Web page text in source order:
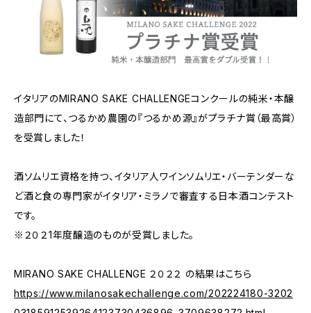
イタリアのMIRANO SAKE CHALLENGEコンクールの純米・本醸
造部門にて、つるかめ農園の『つるかめ源』がプラチナ賞（最高賞）
を受賞しました！
酒ソムリエ資格を持つ、イタリア人ワインソムリエ・バーテンダーな
ど酒と食の専門家がイタリア・ミラノで審査する日本酒コンテスト
です。
※２０２1年度醸造のものが受賞しました。
MIRANO SAKE CHALLENGE ２０２２ の結果はこちら
https://www.milanosakechallenge.com/202224180-3202